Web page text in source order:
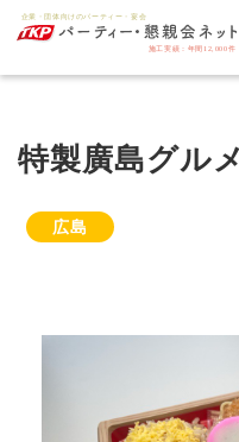
特製廣島グル
広島